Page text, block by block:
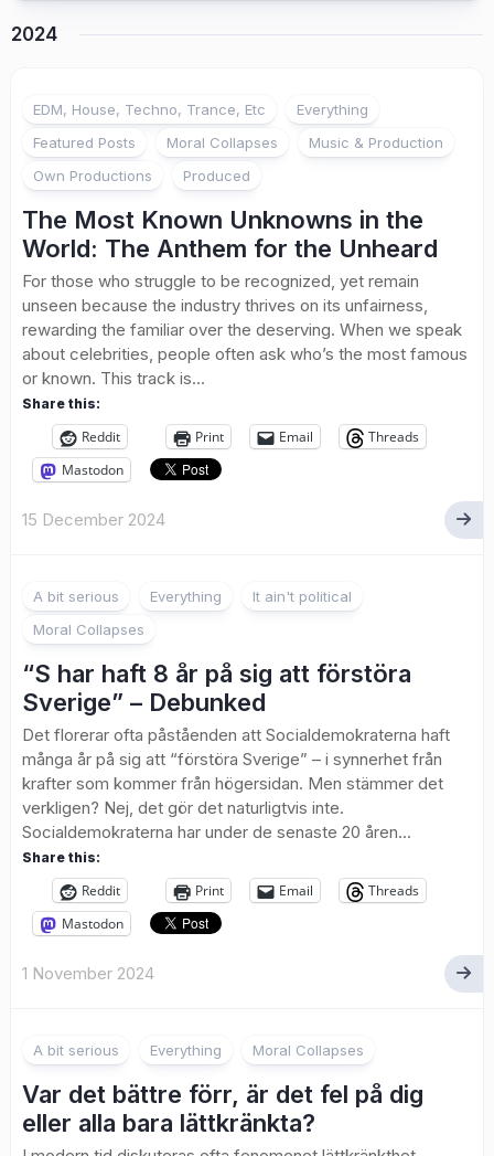
2024
EDM, House, Techno, Trance, Etc
Everything
Featured Posts
Moral Collapses
Music & Production
Own Productions
Produced
The Most Known Unknowns in the
World: The Anthem for the Unheard
For those who struggle to be recognized, yet remain
unseen because the industry thrives on its unfairness,
rewarding the familiar over the deserving. When we speak
about celebrities, people often ask who’s the most famous
or known. This track is...
Share this:
Reddit Print Email
Threads
Mastodon
15 December 2024
A bit serious Everything
It ain't political
Moral Collapses
“S har haft 8 år på sig att förstöra
Sverige” – Debunked
Det florerar ofta påståenden att Socialdemokraterna haft
många år på sig att “förstöra Sverige” – i synnerhet från
krafter som kommer från högersidan. Men stämmer det
verkligen? Nej, det gör det naturligtvis inte.
Socialdemokraterna har under de senaste 20 åren...
Share this:
Reddit Print Email
Threads
Mastodon
1 November 2024
A bit serious Everything Moral Collapses
Var det bättre förr, är det fel på dig
eller alla bara lättkränkta?